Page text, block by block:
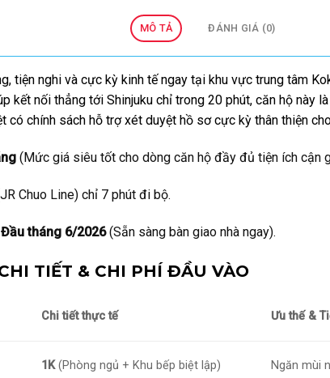
MÔ TẢ ĐÁNH GIÁ (0)
tiện nghi và cực kỳ kinh tế ngay tại khu vực trung tâm
kết nối thẳng tới Shinjuku chỉ trong 20 phút, căn hộ này
có chính sách hỗ trợ xét duyệt hồ sơ cực kỳ thân thiện
(Mức giá siêu tốt cho dòng căn hộ đầy đủ tiện ích cận
Chuo Line) chỉ 7 phút đi bộ.
Đầu tháng 6/2026(Sẵn sàng bàn giao nhà ngay).
TIẾT & CHI PHÍ ĐẦU VÀO
Chi tiết thực tế Ưu thế &
1K(Phòng ngủ + Khu bếp biệt lập) Ngăn mùi